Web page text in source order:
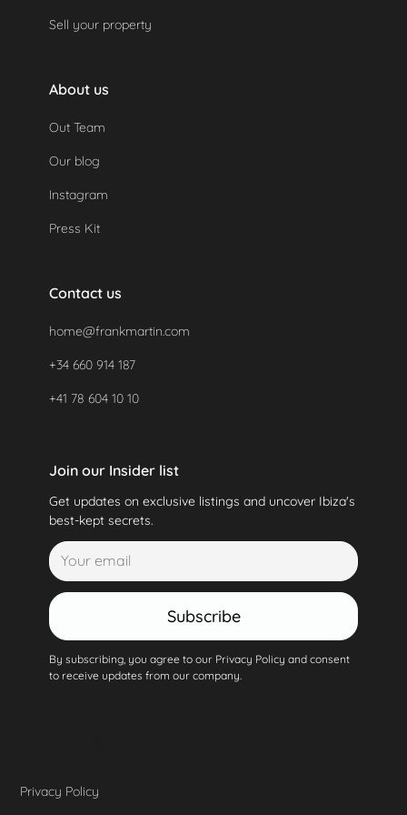
Sell your property
About us
Out Team
Our blog
Instagram
Press Kit
Contact us
home@frankmartin.com
+34 660 914 187
+41 78 604 10 10
Join our Insider list
Get updates on exclusive listings and uncover Ibiza's
best-kept secrets.
Subscribe
By subscribing, you agree to our Privacy Policy and consent
to receive updates from our company.
Privacy Policy